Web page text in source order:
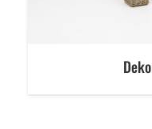
Deko